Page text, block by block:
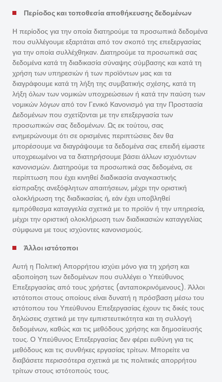
Περίοδος και τοποθεσία αποθήκευσης δεδομένων
Η περίοδος για την οποία διατηρούμε τα προσωπικά δεδομένα
που συλλέγουμε εξαρτάται από τον σκοπό της επεξεργασίας
για την οποία συλλέχθηκαν. Διατηρούμε τα προσωπικά σας
δεδομένα κατά τη διαδικασία σύναψης σύμβασης και κατά τη
χρήση των υπηρεσιών ή των προϊόντων μας και τα
διαγράφουμε κατά τη λήξη της συμβατικής σχέσης, κατά τη
λήξη όλων των νομικών υποχρεώσεων ή κατά την παύση των
νομικών λόγων από τον Γενικό Κανονισμό για την Προστασία
Δεδομένων που σχετίζονται με την επεξεργασία των
προσωπικών σας δεδομένων. Ως εκ τούτου, σας
ενημερώνουμε ότι σε ορισμένες περιπτώσεις δεν θα
μπορέσουμε να διαγράψουμε τα δεδομένα σας επειδή είμαστε
υποχρεωμένοι να τα διατηρήσουμε βάσει άλλων ισχυόντων
κανονισμών. Διατηρούμε τα προσωπικά σας δεδομένα, σε
περίπτωση που έχει κινηθεί διαδικασία αναγκαστικής
είσπραξης ανεξόφλητων απαιτήσεων, μέχρι την οριστική
ολοκλήρωση της διαδικασίας ή, εάν έχει υποβληθεί
εμπρόθεσμα καταγγελία σχετικά με το προϊόν ή την υπηρεσία,
μέχρι την οριστική ολοκλήρωση των διαδικασιών καταγγελίας
σύμφωνα με τους ισχύοντες κανονισμούς.
Άλλοι ιστότοποι
Αυτή η Πολιτική Απορρήτου ισχύει μόνο για τη χρήση και
αξιοποίηση των δεδομένων που συλλέγει ο Υπεύθυνος
Επεξεργασίας από τους χρήστες (ανταποκρινόμενους). Άλλοι
ιστότοποι στους οποίους είναι δυνατή η πρόσβαση μέσω του
ιστότοπου του Υπεύθυνου Επεξεργασίας έχουν τις δικές τους
δηλώσεις σχετικά με την εμπιστευτικότητα και τη συλλογή
δεδομένων, καθώς και τις μεθόδους χρήσης και δημοσίευσής
τους. Ο Υπεύθυνος Επεξεργασίας δεν φέρει ευθύνη για τις
μεθόδους και τις συνθήκες εργασίας τρίτων. Μπορείτε να
διαβάσετε περισσότερα σχετικά με τις πολιτικές απορρήτου
τρίτων στους ιστότοπούς τους.